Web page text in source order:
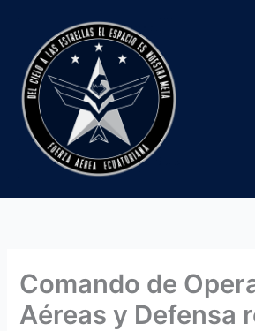
contenido
Comando de
Aéreas y Defensa